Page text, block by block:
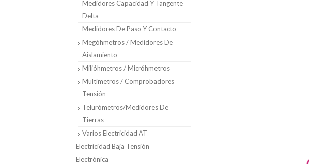
Medidores Capacidad Y Tangente
Delta
Medidores De Paso Y Contacto
Megóhmetros / Medidores De
Aislamiento
Milióhmetros / Micróhmetros
Multímetros / Comprobadores
Tensión
Telurómetros/medidores De
Tierras
Varios Electricidad AT
Electricidad Baja Tensión
Electrónica